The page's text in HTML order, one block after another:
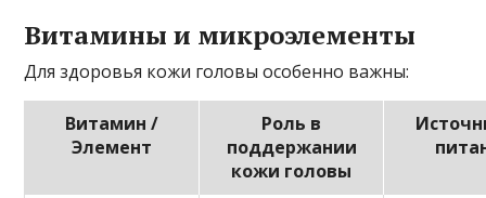
Витамины и микроэлементы
Для здоровья кожи головы особенно важны:
Витамин /
Элемент
Роль в
поддержании
кожи головы